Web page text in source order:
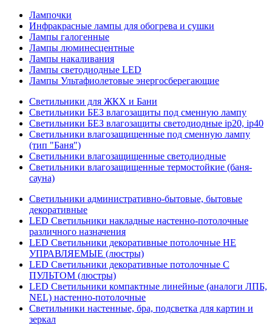
Лампочки
Инфракрасные лампы для обогрева и сушки
Лампы галогенные
Лампы люминесцентные
Лампы накаливания
Лампы светодиодные LED
Лампы Ультафиолетовые энергосберегающие
Светильники для ЖКХ и Бани
Светильники БЕЗ влагозащиты под сменную лампу
Светильники БЕЗ влагозащиты светодиодные ip20, ip40
Светильники влагозащищенные под сменную лампу
(тип "Баня")
Светильники влагозащищенные светодиодные
Светильники влагозащищенные термостойкие (баня-
сауна)
Светильники административно-бытовые, бытовые
декоративные
LED Cветильники накладные настенно-потолочные
различного назначения
LED Светильники декоративные потолочные НЕ
УПРАВЛЯЕМЫЕ (люстры)
LED Светильники декоративные потолочные С
ПУЛЬТОМ (люстры)
LED Светильники компактные линейные (аналоги ЛПБ,
NEL) настенно-потолочные
Светильники настенные, бра, подсветка для картин и
зеркал